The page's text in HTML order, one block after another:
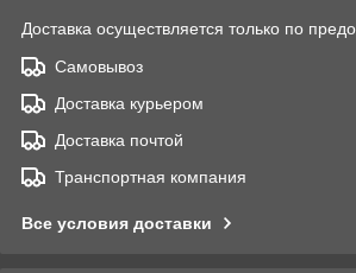
Доставка осуществляется только по
Самовывоз
Доставка курьером
Доставка почтой
Транспортная компания
Все условия доставки